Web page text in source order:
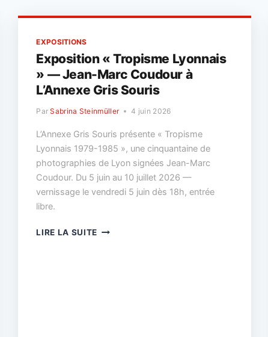
EXPOSITIONS
Exposition « Tropisme Lyonnais
» — Jean-Marc Coudour à
L’Annexe Gris Souris
Par Sabrina Steinmüller 4 juin 2026
L’Annexe Gris Souris présente « Tropisme
Lyonnais 1979-1985 », une cinquantaine de
photographies de Lyon signées Jean-Marc
Coudour. Du 5 juin au 10 juillet 2026 —
vernissage le vendredi 5 juin dès 18h, entrée
libre.
LIRE LA SUITE EXPOSITION